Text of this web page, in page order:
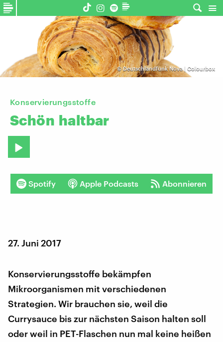
©Deutschlandfunk Nova | Colourbox
Konservierungsstoffe
Schön haltbar
Spotify Apple Podcasts Abonnieren
27. Juni 2017
Konservierungsstoffe bekämpfen
Mikroorganismen mit verschiedenen
Strategien. Wir brauchen sie, weil die
Currysauce bis zur nächsten Saison halten soll
oder weil in PET-Flaschen nun mal keine heißen